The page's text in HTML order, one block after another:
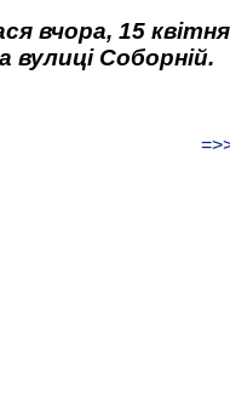
вчора, 15
вулиці Соборній.